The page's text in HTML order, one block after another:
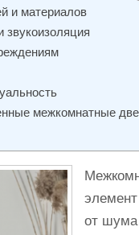
и материалов
звукоизоляция
межкомнатные
от шума